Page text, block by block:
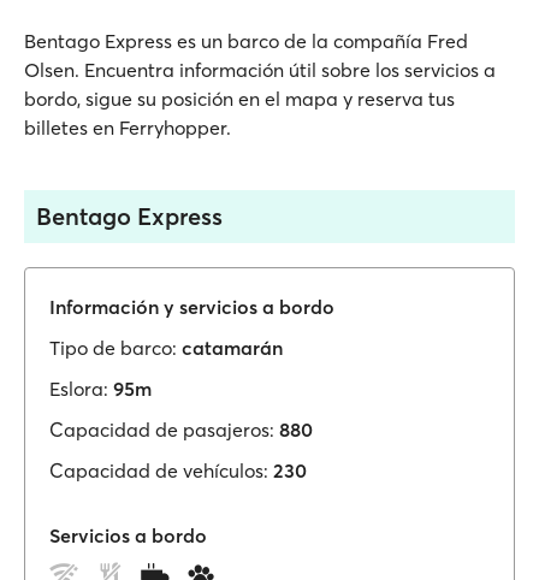
Bentago Express es un barco de la compañía Fred
Olsen. Encuentra información útil sobre los servicios a
bordo, sigue su posición en el mapa y reserva tus
billetes en Ferryhopper.
Bentago Express
Información y servicios a bordo
Tipo de barco: catamarán
Eslora: 95m
Capacidad de pasajeros: 880
Capacidad de vehículos: 230
Servicios a bordo